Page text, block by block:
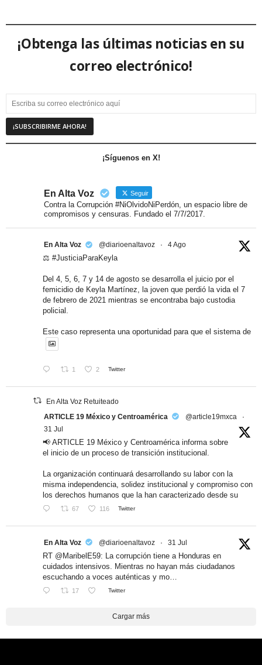
¡Obtenga las últimas noticias en su
correo electrónico!
¡Síguenos en X!
En Alta Voz Seguir
Contra la Corrupción #NiOlvidoNiPerdón, un espacio libre de
compromisos y censuras. Fundado el 7/7/2017.
En Alta Voz @diarioenaltavoz · 4 Ago
⚖️ #JusticiaParaKeyla
Del 4, 5, 6, 7 y 14 de agosto se desarrolla el juicio por el
femicidio de Keyla Martínez, la joven que perdió la vida el 7
de febrero de 2021 mientras se encontraba bajo custodia
policial.
Este caso representa una oportunidad para que el sistema de
1 2 Twitter
En Alta Voz Retuiteado
ARTICLE 19 México y Centroamérica
@article19mxca
·
31 Jul
📢 ARTICLE 19 México y Centroamérica informa sobre
el inicio de un proceso de transición institucional.
La organización continuará desarrollando su labor con la
misma independencia, solidez institucional y compromiso con
los derechos humanos que la han caracterizado desde su
67 116 Twitter
En Alta Voz @diarioenaltavoz · 31 Jul
RT @MaribelE59: La corrupción tiene a Honduras en
cuidados intensivos. Mientras no hayan más ciudadanos
escuchando a voces auténticas y mo…
17 Twitter
Cargar más